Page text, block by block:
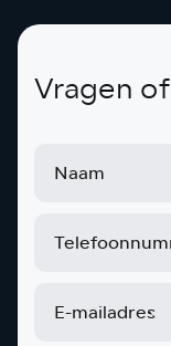
Vragen of